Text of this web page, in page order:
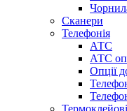
Сканери
Телефонія
АТС
АТС
Опції